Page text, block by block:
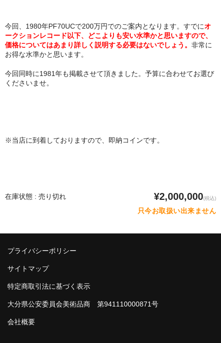
今回、1980年PF70UCで200万円でのご案内となります。すでにオ
ークションレコード以下、どこよりも安い水準かと思いますので、
価格についてはあまり詳しく説明する必要はないでしょう。 非常に
お得な水準かと思います。
今回同時に1981年も掲載させて頂きました。予算に合わせてお選び
くださいませ。
※当店に到着しておりますので、即納コインです。
在庫状態 : 売り切れ ¥2,000,000(税込)
只今お取扱い出来ません
プライバシーポリシー
サイトマップ
特定商取引法に基づく表示
大分県公安委員会美術品商 第941110000871号
会社概要